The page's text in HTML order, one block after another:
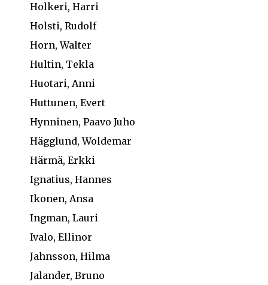
Holkeri, Harri
Holsti, Rudolf
Horn, Walter
Hultin, Tekla
Huotari, Anni
Huttunen, Evert
Hynninen, Paavo Juho
Hägglund, Woldemar
Härmä, Erkki
Ignatius, Hannes
Ikonen, Ansa
Ingman, Lauri
Ivalo, Ellinor
Jahnsson, Hilma
Jalander, Bruno